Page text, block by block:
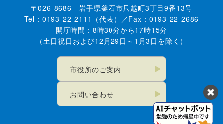
〒026-8686 岩手県釜石市只越町3丁目9番13号
Tel：0193-22-2111（代表）／Fax：0193-22-2686
開庁時間：8時30分から17時15分
（土日祝日および12月29日～1月3日を除く）
市役所のご案内
お問い合わせ